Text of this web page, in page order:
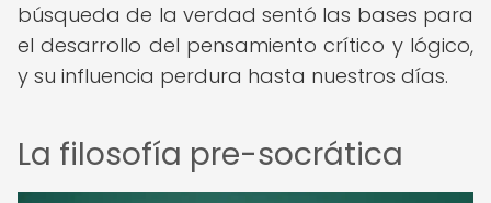
búsqueda de la verdad sentó las bases para
el desarrollo del pensamiento crítico y lógico,
y su influencia perdura hasta nuestros días.
La filosofía pre-socrática